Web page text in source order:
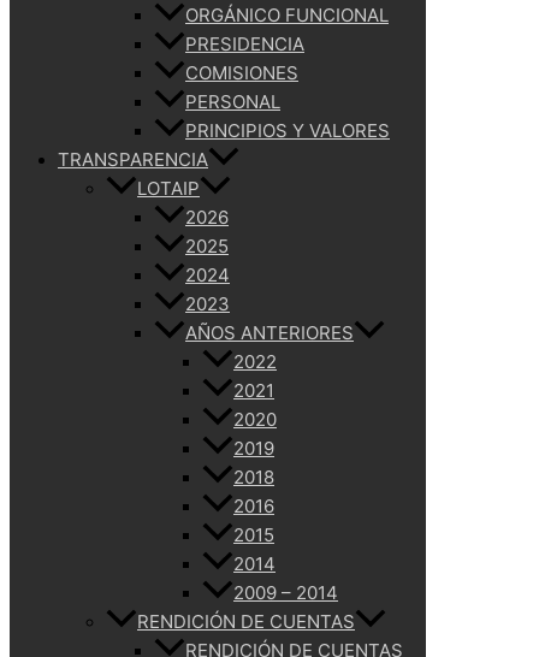
ORGÁNICO FUNCIONAL
PRESIDENCIA
COMISIONES
PERSONAL
PRINCIPIOS Y VALORES
TRANSPARENCIA
LOTAIP
2026
2025
2024
2023
AÑOS ANTERIORES
2022
2021
2020
2019
2018
2016
2015
2014
2009 – 2014
RENDICIÓN DE CUENTAS
RENDICIÓN DE CUENTAS